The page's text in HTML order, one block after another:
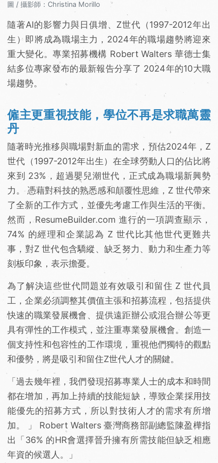
圖 / 攝影師：Christina Morillo
隨著AI的影響力與日俱增、Z世代（1997-2012年出
生）即將成為職場主力，2024年的職場趨勢將迎來
重大變化。專業招募機構 Robert Walters 華德士集
結多位專家發布的最新報告分享了 2024年的10大職
場趨勢。
僱主更重視技能，學位不再是求職萬靈
丹
隨著時光推移與職場對新血的需求，預估2024年，Z
世代（1997-2012年出生）在全球勞動人口的佔比將
來到 23%，超過嬰兒潮世代，正式成為職場新興勢
力。 憑藉對科技的熟悉感和顛覆性思維，Z 世代帶來
了全新的工作方式，並優先考慮工作與生活的平衡。
然而，ResumeBuilder.com 進行的一項調查顯示，
74% 的經理和企業認為 Z 世代比其他世代更難共
事，對Z 世代包含驕縱、缺乏努力、動力和生產力等
刻板印象，表示擔憂。
為了解決這些世代問題並有效吸引和留住 Z 世代員
工，企業必須調整其價值主張和招募流程，包括提供
快速的職業發展機會、提供遠距辦公或混合辦公等更
具有彈性的工作模式，並注重專業發展機會。創造一
個支持性和包容性的工作環境，重視他們獨特的觀點
和優勢，將是吸引和留住Z世代人才的關鍵。
「過去幾年裡，我們發現招募專業人士的成本和時間
都在增加，再加上持續的技能短缺，導致企業採用技
能優先的招募方式，所以對技術人才的需求有所增
加。 」 Robert Walters 臺灣商務部副總監陳盈樺指
出「36% 的HR會選擇晉升擁有所需技能但缺乏相應
年資的候選人。」